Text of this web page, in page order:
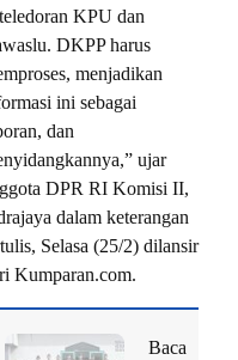
KPU dan
DKPP harus
menjadikan
ini sebagai
dan
ujar
DPR RI Komisi II,
dalam keterangan
Selasa (25/2) dilansir
Kumparan.com.
Baca